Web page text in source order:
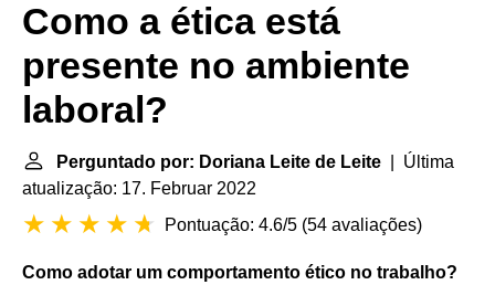
Como a ética está
presente no ambiente
laboral?
Perguntado por: Doriana Leite de Leite | Última
atualização: 17. Februar 2022
Pontuação: 4.6/5 (54 avaliações)
Como adotar um comportamento ético no trabalho?